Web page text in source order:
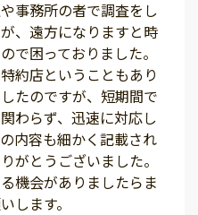
事務所の者で調査をし
、遠方になりますと時
で困っておりました。
約店ということもあり
たのですが、短期間で
わらず、迅速に対応し
内容も細かく記載され
がとうございました。
機会がありましたらま
します。